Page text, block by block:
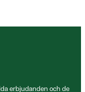
erbjudanden och de